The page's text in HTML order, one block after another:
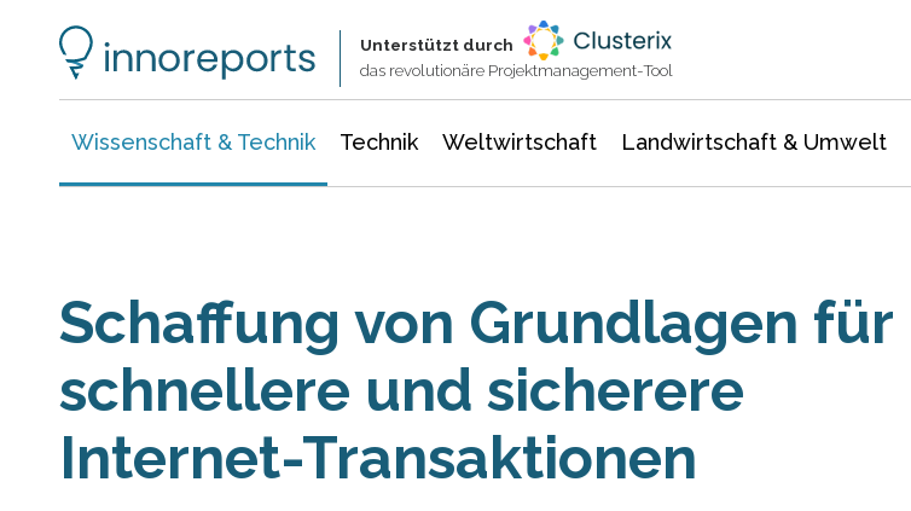
Unterstützt durch
das revolutionäre Projektmanagement-Tool
Wissenschaft & Technik Technik Weltwirtschaft Landwirtschaft & Umwelt
Schaffung von Grundlagen für
schnellere und sicherere
Internet-Transaktionen